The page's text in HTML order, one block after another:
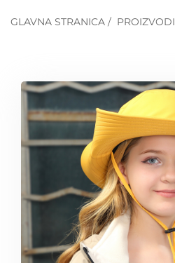
GLAVNA STRANICA / PROIZVODI